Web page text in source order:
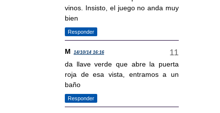
vinos. Insisto, el juego no anda muy
bien
Responder
M 14/10/14 16:16
da llave verde que abre la puerta
roja de esa vista, entramos a un
baño
Responder